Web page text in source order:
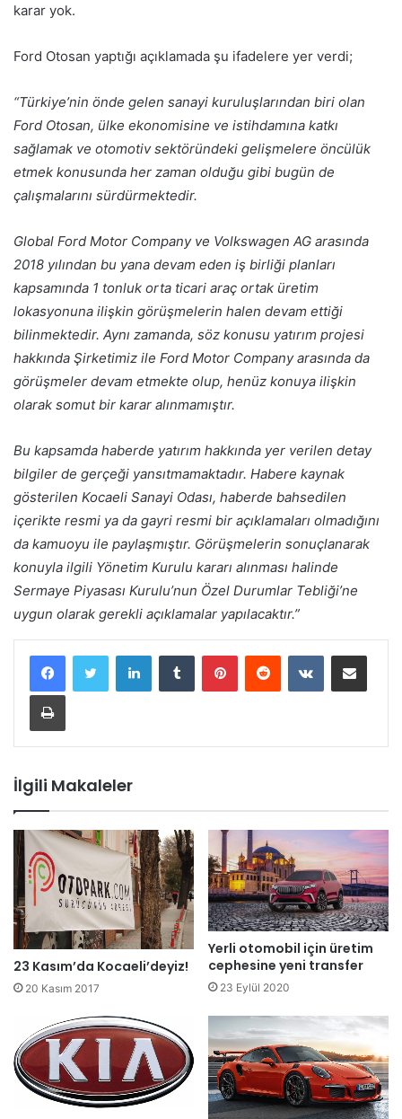
karar yok.
Ford Otosan yaptığı açıklamada şu ifadelere yer verdi;
“Türkiye’nin önde gelen sanayi kuruluşlarından biri olan
Ford Otosan, ülke ekonomisine ve istihdamına katkı
sağlamak ve otomotiv sektöründeki gelişmelere öncülük
etmek konusunda her zaman olduğu gibi bugün de
çalışmalarını sürdürmektedir.
Global Ford Motor Company ve Volkswagen AG arasında
2018 yılından bu yana devam eden iş birliği planları
kapsamında 1 tonluk orta ticari araç ortak üretim
lokasyonuna ilişkin görüşmelerin halen devam ettiği
bilinmektedir. Aynı zamanda, söz konusu yatırım projesi
hakkında Şirketimiz ile Ford Motor Company arasında da
görüşmeler devam etmekte olup, henüz konuya ilişkin
olarak somut bir karar alınmamıştır.
Bu kapsamda haberde yatırım hakkında yer verilen detay
bilgiler de gerçeği yansıtmamaktadır. Habere kaynak
gösterilen Kocaeli Sanayi Odası, haberde bahsedilen
içerikte resmi ya da gayri resmi bir açıklamaları olmadığını
da kamuoyu ile paylaşmıştır. Görüşmelerin sonuçlanarak
konuyla ilgili Yönetim Kurulu kararı alınması halinde
Sermaye Piyasası Kurulu’nun Özel Durumlar Tebliği’ne
uygun olarak gerekli açıklamalar yapılacaktır.”
İlgili Makaleler
23 Kasım’da Kocaeli’deyiz!
20 Kasım 2017
Yerli otomobil için üretim
cephesine yeni transfer
23 Eylül 2020